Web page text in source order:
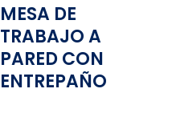
MESA DE
TRABAJO A
PARED CON
ENTREPAÑO